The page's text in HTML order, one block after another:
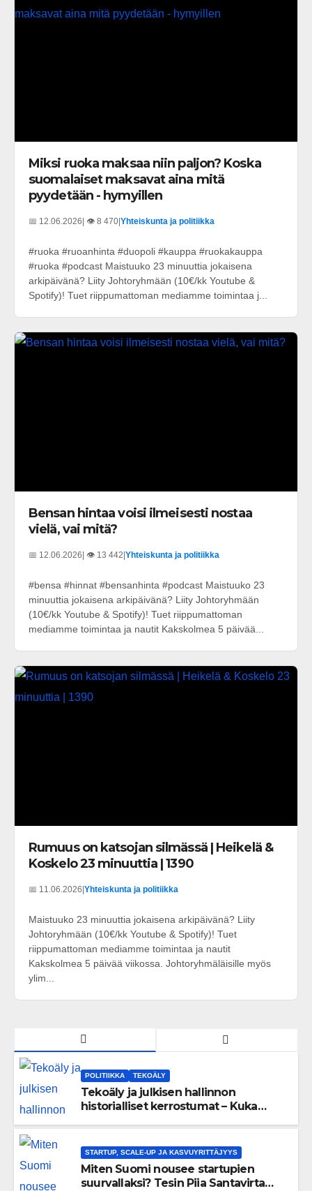
Miksi ruoka maksaa niin paljon? Koska
suomalaiset maksavat aina mitä
pyydetään - hymyillen
📅 12.06.2026 | 👁️ 8 470 Yhteiskunta ja politiikka
#ruoka #ruoanhinta #duopoli #kauppa #ruokakauppa
#ruoka #podcast Maistuuko 23 minuuttia jokaisena
arkipäivänä? Liity Johtoryhmään (10€/kk Youtube &
Spotify)! Tuet riippumattoman mediamme toimintaa j...
Bensan hintaa voisi ilmeisesti nostaa
vielä, vai mitä?
📅 12.06.2026 | 👁️ 13 442 Yhteiskunta ja politiikka
#bensa #hinnat #bensanhinta #podcast Maistuuko 23
minuuttia jokaisena arkipäivänä? Liity Johtoryhmään
(10€/kk Youtube & Spotify)! Tuet riippumattoman
mediamme toimintaa ja nautit Kakskolmea 5 päivää...
Rumuus on katsojan silmässä | Heikelä &
Koskelo 23 minuuttia | 1390
📅 11.06.2026|Yhteiskunta ja politiikka
Maistuuko 23 minuuttia jokaisena arkipäivänä? Liity
Johtoryhmään (10€/kk Youtube & Spotify)! Tuet
riippumattoman mediamme toimintaa ja nautit
Kakskolmea 5 päivää viikossa. Johtoryhmäläisille myös
ylim...
POLITIIKKA TEKOÄLY
Tekoäly ja julkisen hallinnon
historialliset kerrostumat – Kuka
STARTUP, SCALE-UP JA KASVUYRITTÄJYYS
Miten Suomi nousee startupien
suurvallaksi? Tesin Piia Santavirta